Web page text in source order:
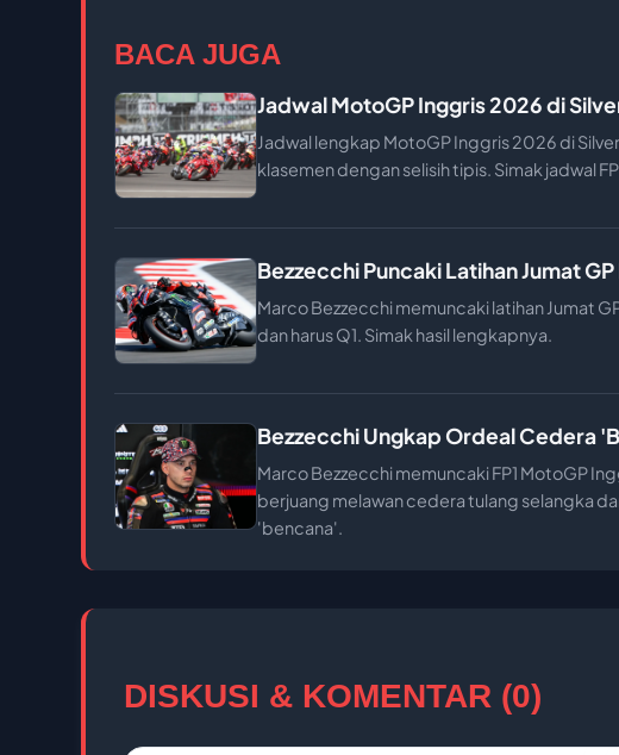
BACA JUGA
Jadwal MotoGP Inggris 2026 di
Jadwal lengkap MotoGP Inggris 2026 di
klasemen dengan selisih tipis. Simak jadwal
Bezzecchi Puncaki Latihan Jumat
Marco Bezzecchi memuncaki latihan Jumat
dan harus Q1. Simak hasil lengkapnya.
Bezzecchi Ungkap Ordeal Cedera
Marco Bezzecchi memuncaki FP1 MotoGP
berjuang melawan cedera tulang selangka
'bencana'.
DISKUSI & KOMENTAR (0)